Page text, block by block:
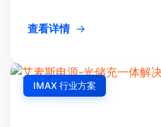
查看详情 →
IMAX 行业方案